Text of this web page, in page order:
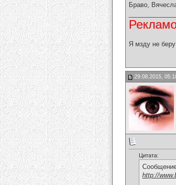
Браво,
Я мзду не беру
29.08.2015,
Цитата:
http://